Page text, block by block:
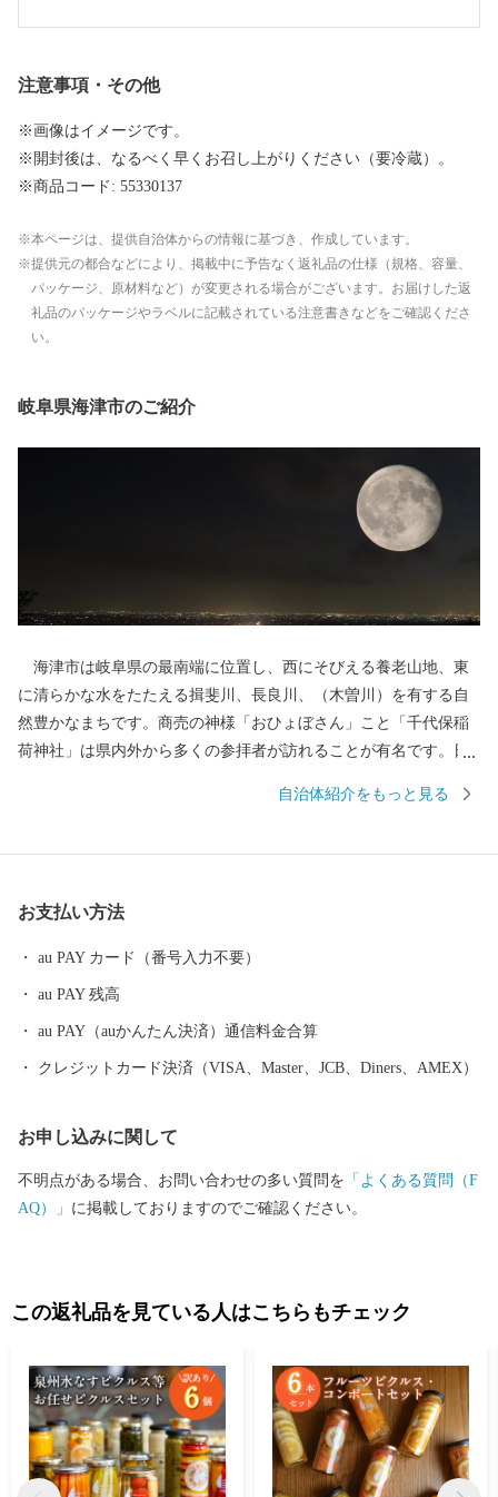
注意事項・その他
※画像はイメージです。
※開封後は、なるべく早くお召し上がりください（要冷蔵）。
※商品コード: 55330137
本ページは、提供自治体からの情報に基づき、作成しています。
提供元の都合などにより、掲載中に予告なく返礼品の仕様（規格、容量、
パッケージ、原材料など）が変更される場合がございます。お届けした返
礼品のパッケージやラベルに記載されている注意書きなどをご確認くださ
い。
岐阜県海津市のご紹介
海津市は岐阜県の最南端に位置し、西にそびえる養老山地、東
に清らかな水をたたえる揖斐川、長良川、（木曽川）を有する自
然豊かなまちです。商売の神様「おひょぼさん」こと「千代保稲
荷神社」は県内外から多くの参拝者が訪れることが有名です。日
れている海津市は、「都会」過ぎず、「田舎」過ぎない、何をす
自治体紹介をもっと見る
お支払い方法
au PAY カード（番号入力不要）
au PAY 残高
au PAY（auかんたん決済）通信料金合算
クレジットカード決済（VISA、Master、JCB、Diners、AMEX）
お申し込みに関して
不明点がある場合、お問い合わせの多い質問を 「よくある質問（F
AQ）」 に掲載しておりますのでご確認ください。
この返礼品を見ている人はこちらもチェック